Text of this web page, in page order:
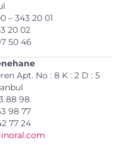
– 343 20 01
20 02
50 46
Apt. No : 8 K : 2 D : 5
88 98
98 77
77 24